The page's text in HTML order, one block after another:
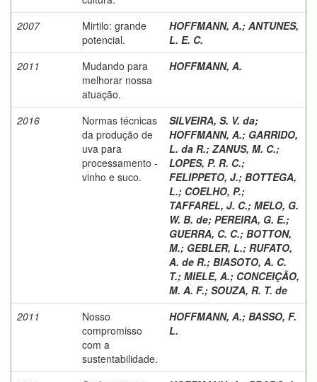
2007
Mirtilo: grande
potencial.
HOFFMANN, A.; ANTUNES,
L. E. C.
2011
Mudando para
melhorar nossa
atuação.
HOFFMANN, A.
2016
Normas técnicas
da produção de
uva para
processamento -
vinho e suco.
SILVEIRA, S. V. da;
HOFFMANN, A.; GARRIDO,
L. da R.; ZANUS, M. C.;
LOPES, P. R. C.;
FELIPPETO, J.; BOTTEGA,
L.; COELHO, P.;
TAFFAREL, J. C.; MELO, G.
W. B. de; PEREIRA, G. E.;
GUERRA, C. C.; BOTTON,
M.; GEBLER, L.; RUFATO,
A. de R.; BIASOTO, A. C.
T.; MIELE, A.; CONCEIÇÃO,
M. A. F.; SOUZA, R. T. de
2011
Nosso
compromisso
com a
sustentabilidade.
HOFFMANN, A.; BASSO, F.
L.